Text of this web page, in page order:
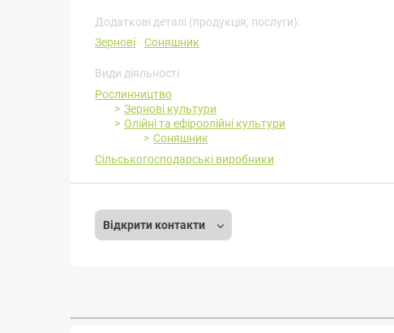
Додаткові деталі (продукція, послуги):
Зернові
Соняшник
Види діяльності
Рослинництво
Зернові культури
Олійні та ефіроолійні культури
Соняшник
Сільськогосподарські виробники
Відкрити контакти